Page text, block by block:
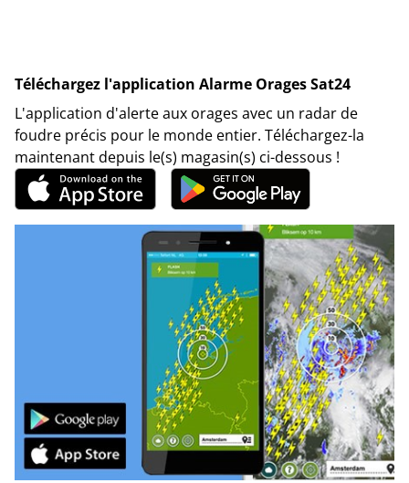
Téléchargez l'application Alarme Orages Sat24
L'application d'alerte aux orages avec un radar de
foudre précis pour le monde entier. Téléchargez-la
maintenant depuis le(s) magasin(s) ci-dessous !